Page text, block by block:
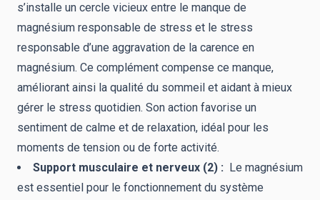
s’installe un cercle vicieux entre le manque de
magnésium responsable de stress et le stress
responsable d’une aggravation de la carence en
magnésium. Ce complément compense ce manque,
améliorant ainsi la qualité du sommeil et aidant à mieux
gérer le stress quotidien. Son action favorise un
sentiment de calme et de relaxation, idéal pour les
moments de tension ou de forte activité.
Support musculaire et nerveux (2) : Le magnésium
est essentiel pour le fonctionnement du système